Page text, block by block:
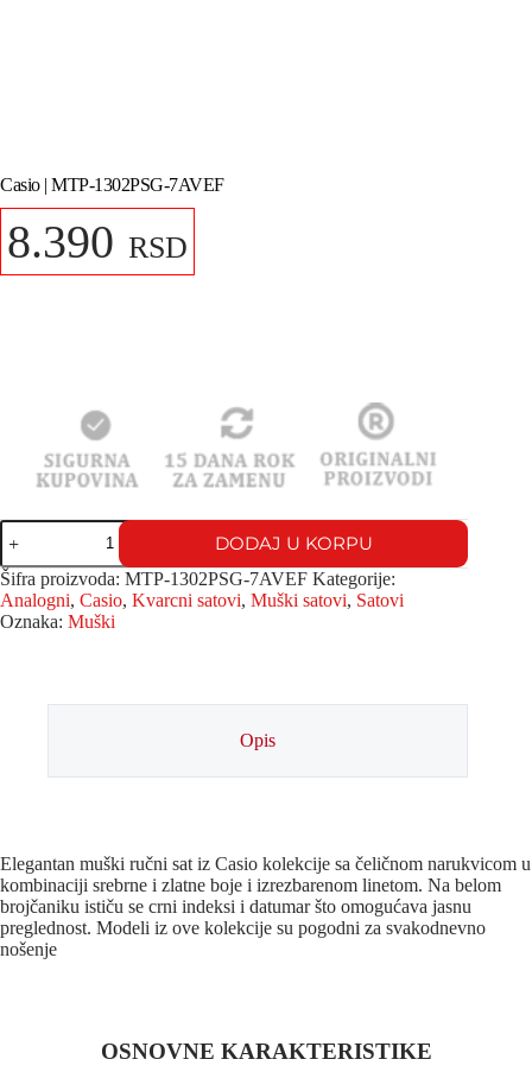
Casio | MTP-1302PSG-7AVEF
8.390 RSD
DODAJ U KORPU
Šifra proizvoda: MTP-1302PSG-7AVEF Kategorije:
Analogni, Casio, Kvarcni satovi, Muški satovi, Satovi
Oznaka: Muški
Opis
Elegantan muški ručni sat iz Casio kolekcije sa čeličnom narukvicom u
kombinaciji srebrne i zlatne boje i izrezbarenom linetom. Na belom
brojčaniku ističu se crni indeksi i datumar što omogućava jasnu
preglednost. Modeli iz ove kolekcije su pogodni za svakodnevno
nošenje
OSNOVNE KARAKTERISTIKE